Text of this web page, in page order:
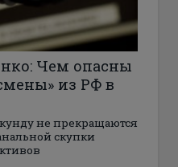
Чем опасны
из РФ в
не прекращаются
скупки